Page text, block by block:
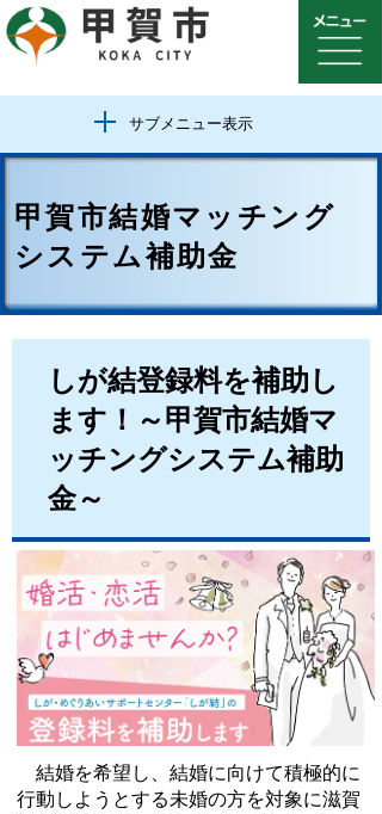
サブメニュー表示
甲賀市結婚マッチング
システム補助金
しが結登録料を補助し
ます！～甲賀市結婚マ
ッチングシステム補助
金～
結婚を希望し、結婚に向けて積極的に
行動しようとする未婚の方を対象に滋賀